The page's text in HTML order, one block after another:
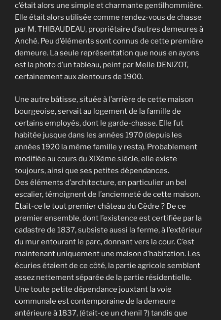
c’était alors une simple et charmante gentilhommière.
Elle était alors utilisée comme rendez-vous de chasse
par M. THIBAUDEAU, propriétaire d’autres demeures à
Anché. Peu d’éléments sont connus de cette première
demeure. La seule représentation que nous en ayons
est la photo d’un tableau, peint par Melle DENIZOT,
certainement aux alentours de 1900.
Une autre bâtisse, située à l’arrière de cette maison
bourgeoise, servait au logement de la famille de
certains employés, dont le garde-chasse. Elle fut
habitée jusque dans les années 1970 (depuis les
années 1920 la même famille y resta). Probablement
modifiée au cours du XIXème siècle, elle existe
toujours, ainsi que ses petites dépendances.
Des éléments d’architecture, en particulier un bel
escalier, témoignent de l’ancienneté de cette maison.
Était-ce le tout premier château du Cèdre ? De ce
premier ensemble, dont l’existence est certifiée par la
cadastre de 1837, subsiste aussi la ferme, à l’extérieur
du mur entourant le parc, donnant vers la cour. C’est
maintenant uniquement une maison d’habitation. Les
écuries étaient de ce côté, la partie agricole semblant
assez nettement séparée de la partie résidentielle.
Une toute petite dépendance jouxtant la voie
communale est contemporaine de la demeure
antérieure à 1837, (était-ce un chenil ?) tandis que